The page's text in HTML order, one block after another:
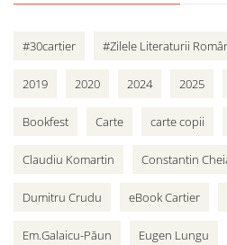
#30cartier #Zilele Literaturii
2019 2020 2024 2025
Bookfest Carte carte copii
Claudiu Komartin Constantin
Dumitru Crudu eBook Cartier
Em.Galaicu-Păun Eugen Lungu